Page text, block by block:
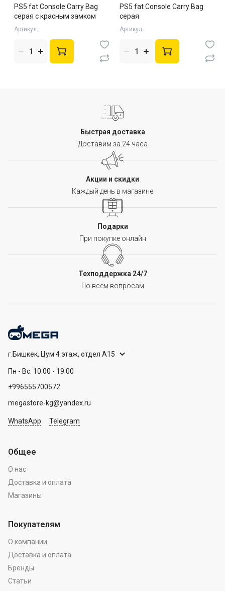
PS5 fat Console Carry Bag
серая с красным замком
Артикул:
PS5 fat Console Carry Bag
серая
Артикул:
Быстрая доставка
Доставим за 24 часа
Акции и скидки
Каждый день в магазине
Подарки
При покупке онлайн
Техподдержка 24/7
По всем вопросам
г.Бишкек, Цум 4 этаж, отдел А15
Пн - Вс: 10:00 - 19:00
+996555700572
megastore-kg@yandex.ru
WhatsApp Telegram
Общее
О нас
Доставка и оплата
Магазины
Покупателям
О компании
Доставка и оплата
Бренды
Статьи